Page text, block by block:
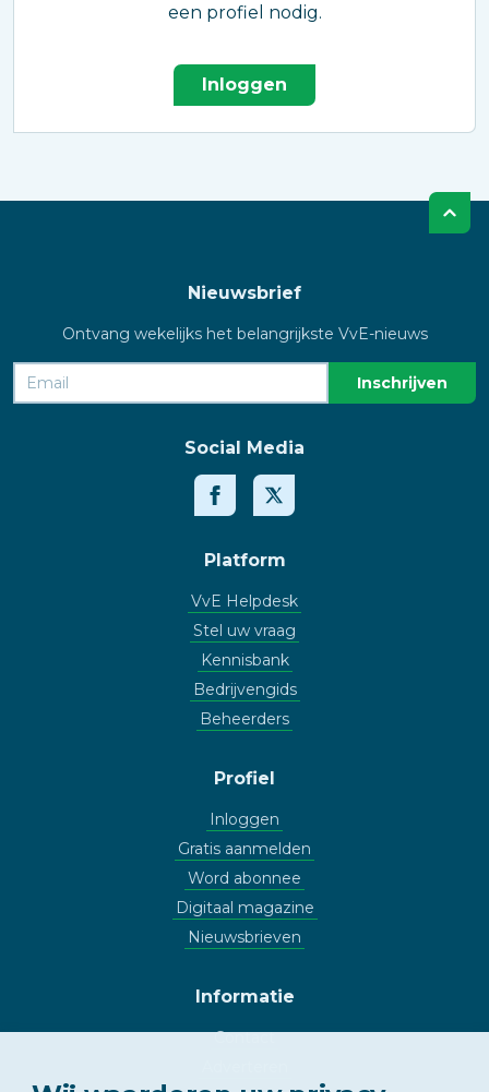
een profiel nodig.
Inloggen
Nieuwsbrief
Ontvang wekelijks het belangrijkste VvE-nieuws
Social Media
Platform
VvE Helpdesk
Stel uw vraag
Kennisbank
Bedrijvengids
Beheerders
Profiel
Inloggen
Gratis aanmelden
Word abonnee
Digitaal magazine
Nieuwsbrieven
Informatie
Contact